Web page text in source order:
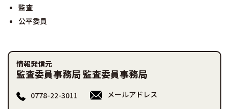
監査
公平委員
情報発信元
監査委員事務局 監査委員事務局
0778-22-3011 メールアドレス